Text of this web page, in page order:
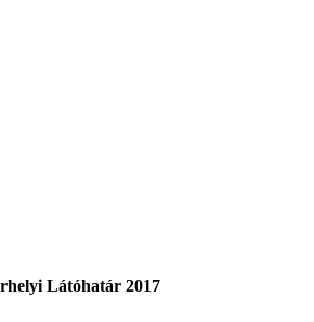
Látóhatár 2017